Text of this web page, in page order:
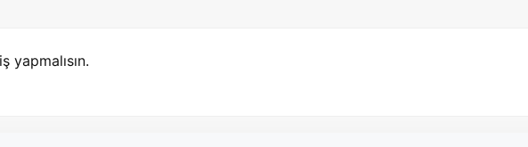
yapmalısın.